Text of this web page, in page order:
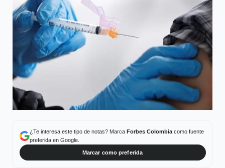
¿Te interesa este tipo de notas? Marca Forbes Colombiacomo fuente
preferida en Google.
Marcar como preferida